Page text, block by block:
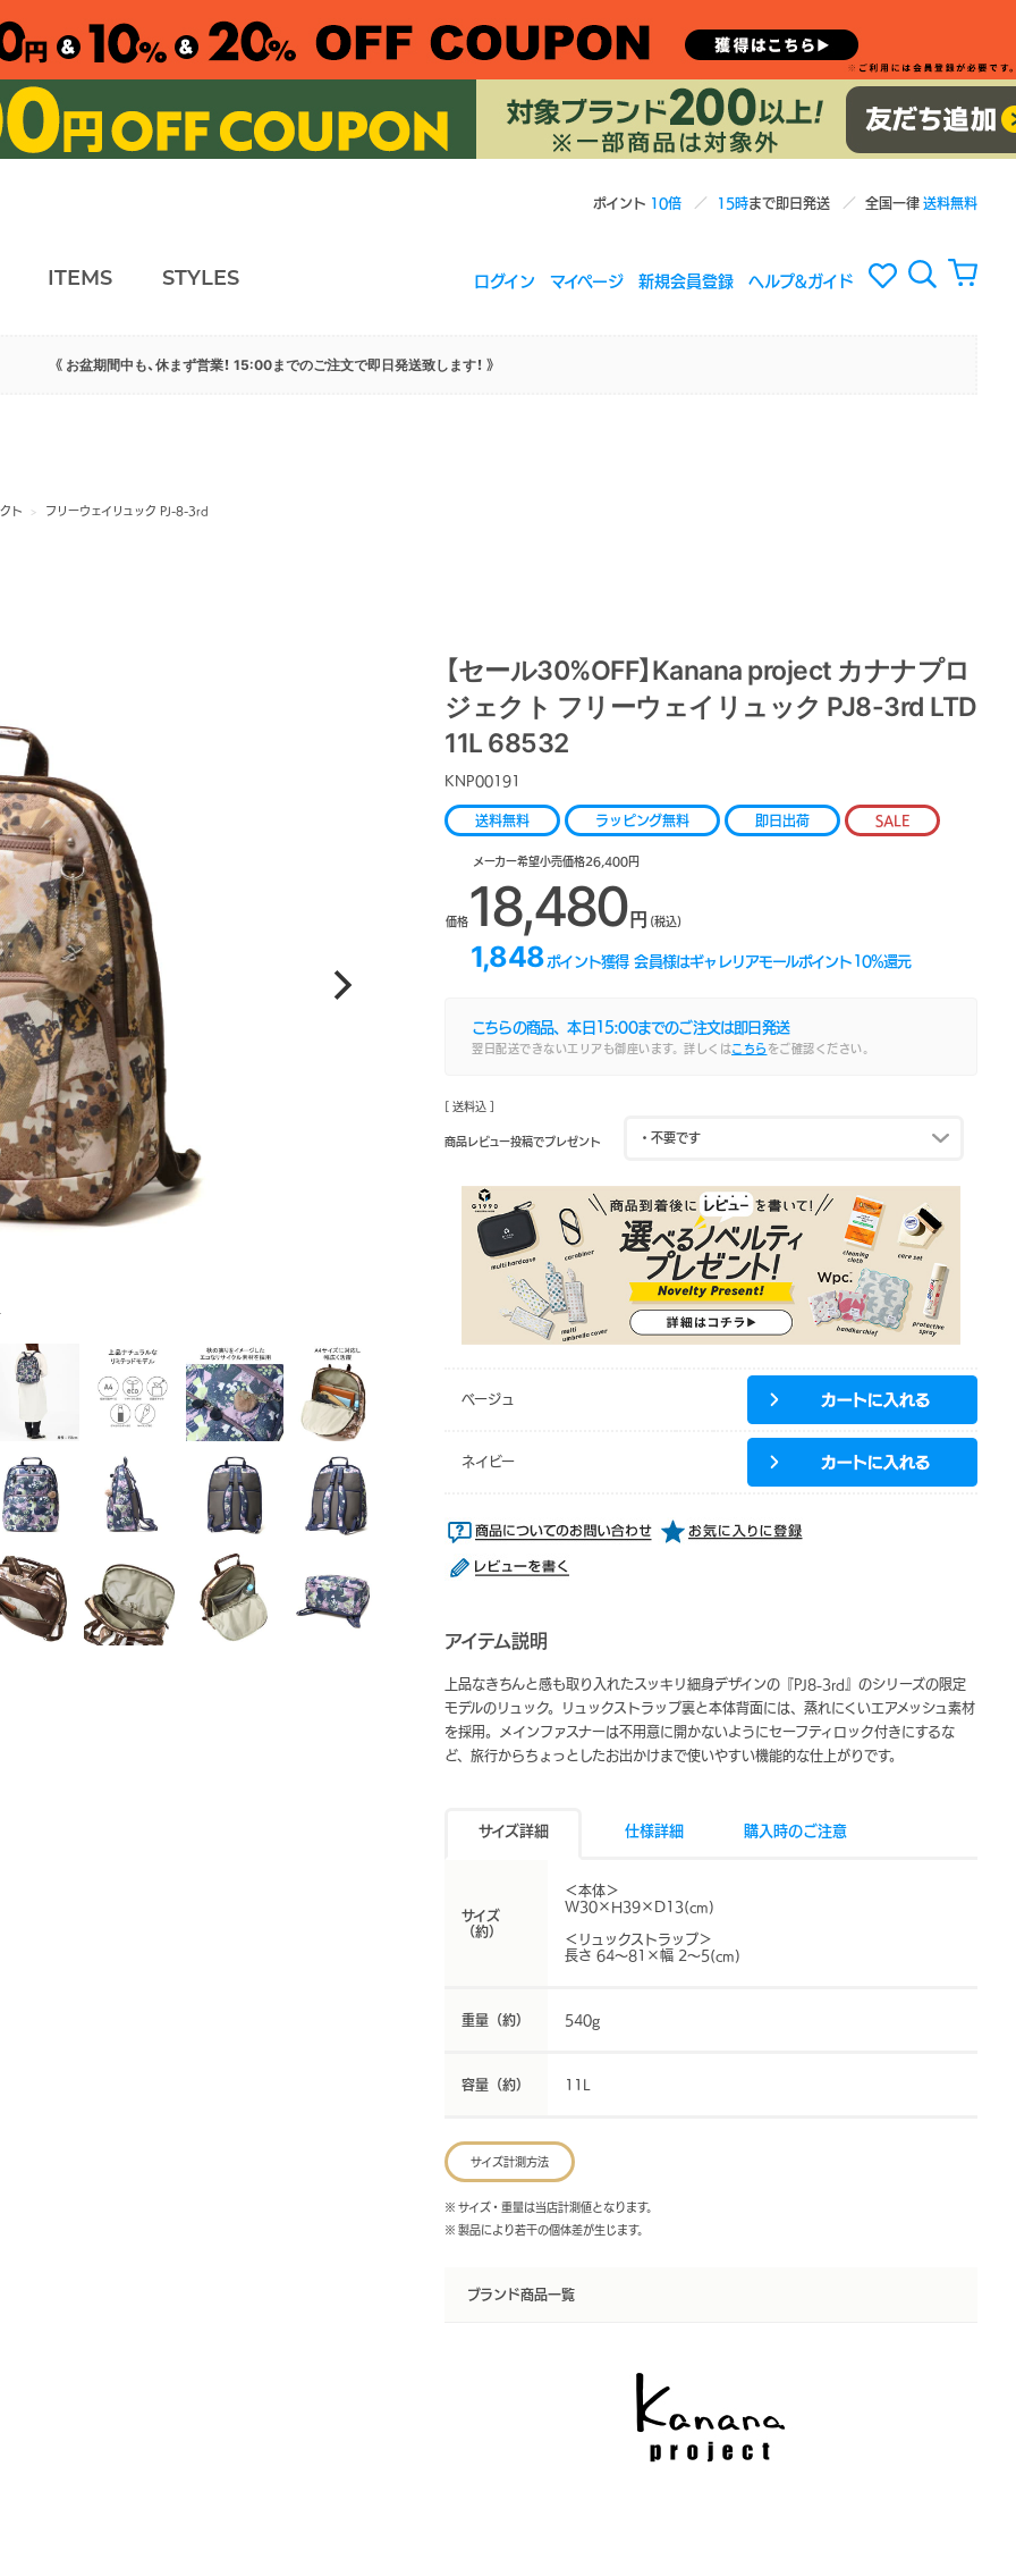
ポイント 10倍 15時まで即日発送 全国一律送料無料
ITEMS STYLES ログイン マイページ 新規会員登録 ヘルプ&ガイド
《 お盆期間中も、休まず営業！ 15:00までのご注文で即日発送致します！ 》
ト > フリーウェイリュック PJ-8-3rd
【セール30%OFF】Kanana project カナナプロ
ジェクト フリーウェイリュック PJ8-3rd LTD
11L 68532
KNP00191
送料無料 ラッピング無料 即日出荷 SALE
メーカー希望小売価格26,400円
価格 18,480円 (税込)
1,848 ポイント獲得 会員様はギャレリアモールポイント 10%還元
こちらの商品、本日 15:00までのご注文は即日発送
翌日配送できないエリアも御座います。詳しくはこちら をご確認ください。
[ 送料込 ]
商品レビュー投稿でプレゼント
ベージュ
ネイビー
アイテム説明
上品なきちんと感も取り入れたスッキリ細身デザインの『PJ8-3rd』のシリーズの限定
モデルのリュック。リュックストラップ裏と本体背面には、蒸れにくいエアメッシュ素材
を採用。メインファスナーは不用意に開かないようにセーフティロック付きにするな
ど、旅行からちょっとしたお出かけまで使いやすい機能的な仕上がりです。
サイズ詳細 仕様詳細 購入時のご注意
サイズ
（約）
＜本体＞
W30×H39×D13(cm)
＜リュックストラップ＞
長さ 64～81×幅 2～5(cm)
重量（約） 540g
容量（約） 11L
サイズ計測方法
※ サイズ・重量は当店計測値となります。
※ 製品により若干の個体差が生じます。
ブランド商品一覧